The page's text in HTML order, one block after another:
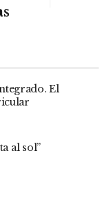
El
al sol”